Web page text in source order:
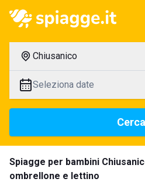
Chiusanico
Seleziona date
Cerca
Spiagge per bambini
ombrellone e lettino